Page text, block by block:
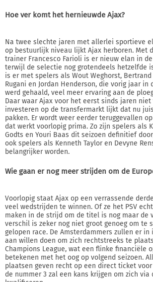
Hoe ver komt het hernieuwde Ajax?
Na twee slechte jaren met allerlei sportieve
op bestuurlijk niveau lijkt Ajax herboren. Met
trainer Francesco Farioli is er nieuw elan in
terwijl de selectie nog grotendeels hetzelfde
is er met spelers als Wout Weghorst, Bertrand
Rugani en Jordan Henderson, die vorig jaar in
werd gehaald, veel meer ervaring aan de
Daar waar Ajax voor het eerst sinds jaren
investeren op de transfermarkt lijkt dat nu
pakken. Er wordt weer eerder teruggevallen
dat werkt voorlopig prima. Zo zijn spelers als
Godts en Youri Baas dit seizoen definitief
ook spelers als Kenneth Taylor en Devyne
belangrijker worden.
Wie gaan er nog meer strijden om de
Voorlopig staat Ajax op een verrassende
veel wedstrijden te winnen. Of ze het PSV
maken in de strijd om de titel is nog maar de
verschil is zeker nog niet groot genoeg om te
gelopen race. De Amsterdammers zullen er in
aan willen doen om zich rechtstreeks te
Champions League, wat een flinke financiële
betekenen met het oog op volgend seizoen.
plaatsen geven recht op een direct ticket
de nummer 3 zal een kans krijgen om zich via